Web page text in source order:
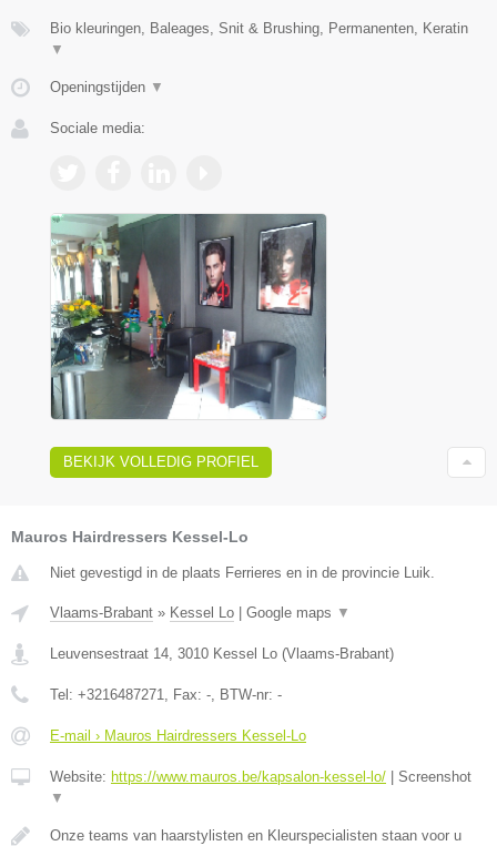
Bio kleuringen, Baleages, Snit & Brushing, Permanenten, Keratin
▼
Openingstijden ▼
Sociale media:
BEKIJK VOLLEDIG PROFIEL
Mauros Hairdressers Kessel-Lo
Niet gevestigd in de plaats Ferrieres en in de provincie Luik.
Vlaams-Brabant » Kessel Lo Google maps ▼
Leuvensestraat 14, 3010 Kessel Lo (Vlaams-Brabant)
Tel: +3216487271, Fax: -, BTW-nr: -
E-mail › Mauros Hairdressers Kessel-Lo
Website: https://www.mauros.be/kapsalon-kessel-lo/
Screenshot
▼
Onze teams van haarstylisten en Kleurspecialisten staan voor u